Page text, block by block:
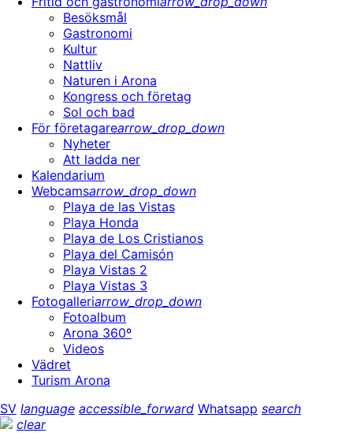
Besöksmål
Gastronomi
Kultur
Nattliv
Naturen i Arona
Kongress och företag
Sol och bad
För företagarearrow_drop_down
Nyheter
Att ladda ner
Kalendarium
Webcamsarrow_drop_down
Playa de las Vistas
Playa Honda
Playa de Los Cristianos
Playa del Camisón
Playa Vistas 2
Playa Vistas 3
Fotogalleriarrow_drop_down
Fotoalbum
Arona 360º
Videos
Vädret
Turism Arona
SV language accessible_forward Whatsapp search
clear